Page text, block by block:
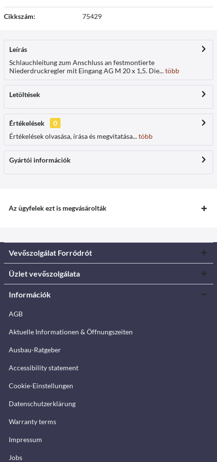
Cikkszám: 75429
Leírás
Schlauchleitung zum Anschluss an festmontierte
Niederdruckregler mit Eingang AG M 20 x 1,5. Die...több
Letöltések
Értékelések
0
Értékelések olvasása, írása és megvitatása...több
Gyártói információk
Az ügyfelek ezt is megvásárolták
Vevőszolgálat Forródrót
Üzlet vevőszolgálata
Információk
AGB
Aktuelle Informationen & Öffnungszeiten
Ausbau-Ratgeber
Accessibility statement
Cookie-Einstellungen
Datenschutzerklärung
Warranty terms
Impressum
Jobs